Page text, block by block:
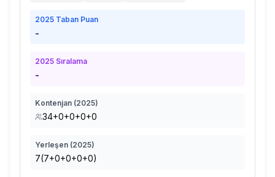
2025 Taban Puan
-
2025 Sıralama
-
Kontenjan (2025)
34+0+0+0+0
Yerleşen (2025)
7(7+0+0+0+0)